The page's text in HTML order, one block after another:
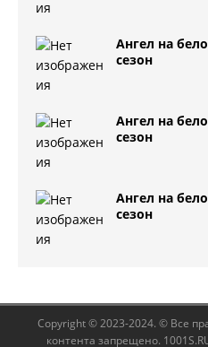
Ангел на
сезон
Ангел на
сезон
Ангел на
сезон
Copyright © 2023-2024. © Все
контента запрещено.